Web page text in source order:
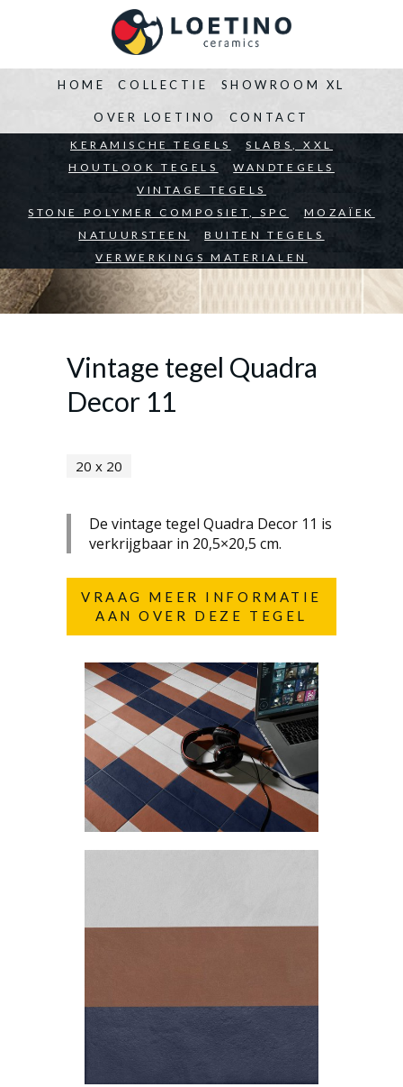
HOME
BEDRIJVEN ARCHITECTEN PARTICULIEREN
COLLECTIE
KERAMISCHE TEGELS
SLABS, XXL
HOUTLOOK TEGELS
WANDTEGELS
VINTAGE TEGELS
STONE POLYMER COMPOSIET, SPC
MOZAÏEK
NATUURSTEEN
BUITEN TEGELS
VERWERKINGS MATERIALEN
SHOWROOM XL
OVER LOETINO CONTACT
Vintage tegel Quadra
Decor 11
20 x 20
De vintage tegel Quadra Decor 11 is
verkrijgbaar in 20,5×20,5 cm.
VRAAG MEER INFORMATIE
AAN OVER DEZE TEGEL